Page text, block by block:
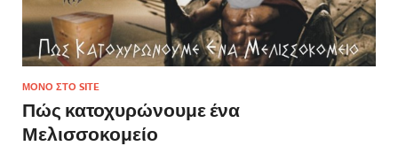
ΜΌΝΟ ΣΤΟ SITE
Πώς κατοχυρώνουμε ένα
Μελισσοκομείο